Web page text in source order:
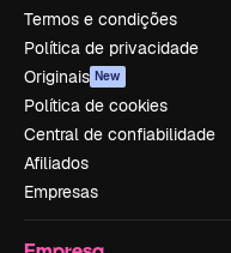
Termos e condições
Política de privacidade
Originais New
Política de cookies
Central de confiabilidade
Afiliados
Empresas